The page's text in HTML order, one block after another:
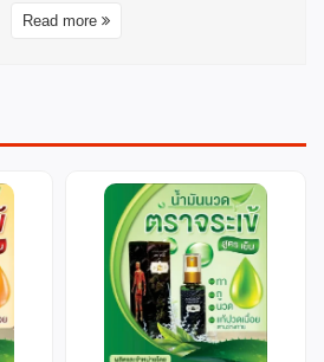
Read more